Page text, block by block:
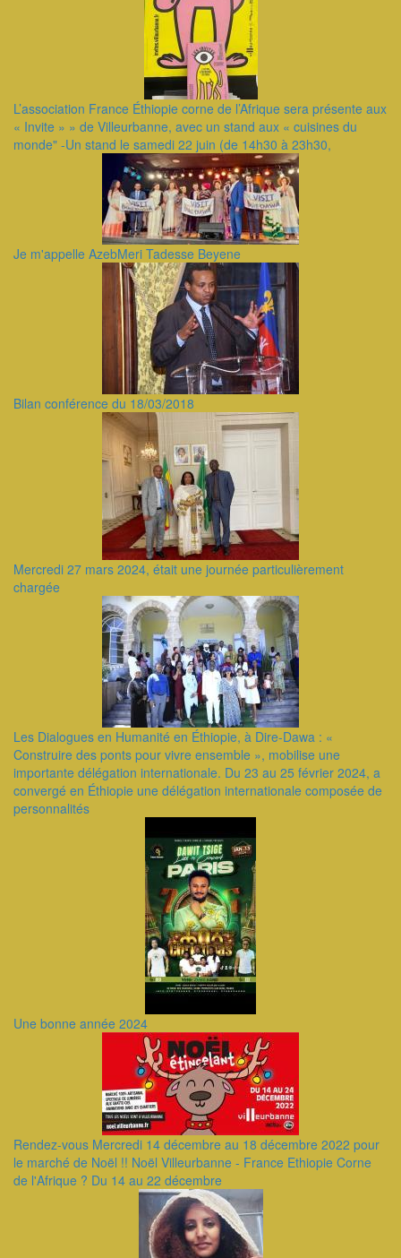
L’association France Éthiopie corne de l’Afrique sera présente aux
« Invite » » de Villeurbanne, avec un stand aux « cuisines du
monde" -Un stand le samedi 22 juin (de 14h30 à 23h30,
Je m'appelle AzebMeri Tadesse Beyene
Bilan conférence du 18/03/2018
Mercredi 27 mars 2024, était une journée particulièrement
chargée
Les Dialogues en Humanité en Éthiopie, à Dire-Dawa : «
Construire des ponts pour vivre ensemble », mobilise une
importante délégation internationale. Du 23 au 25 février 2024, a
convergé en Éthiopie une délégation internationale composée de
personnalités
Une bonne année 2024
Rendez-vous Mercredi 14 décembre au 18 décembre 2022 pour
le marché de Noël !! Noël Villeurbanne - France Ethiopie Corne
de l'Afrique ? Du 14 au 22 décembre